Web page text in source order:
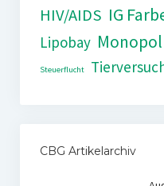
HIV/AIDS IG
Lipobay Monopol
Steuerflucht
CBG Artikelarchiv